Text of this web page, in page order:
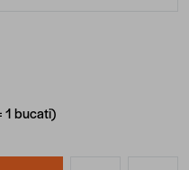
1bucati)